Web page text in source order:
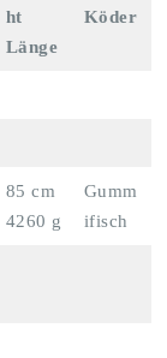
ht
Länge
Köder
85 cm
4260 g
Gumm
ifisch